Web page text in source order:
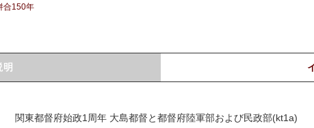
合150年
関東都督府始政1周年 大島都督と都督府陸軍部および民政部(kt1a)